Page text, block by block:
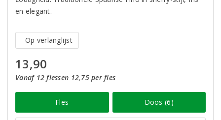
en elegant.
Op verlanglijst
13,90
Vanaf 12 flessen 12,75 per fles
Fles Doos (6)